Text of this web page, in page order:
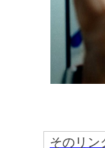
そのリン